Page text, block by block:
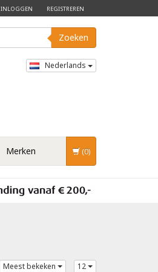
INLOGGEN REGISTREREN
Zoeken
Nederlands
Merken (0)
Meest bekeken 12